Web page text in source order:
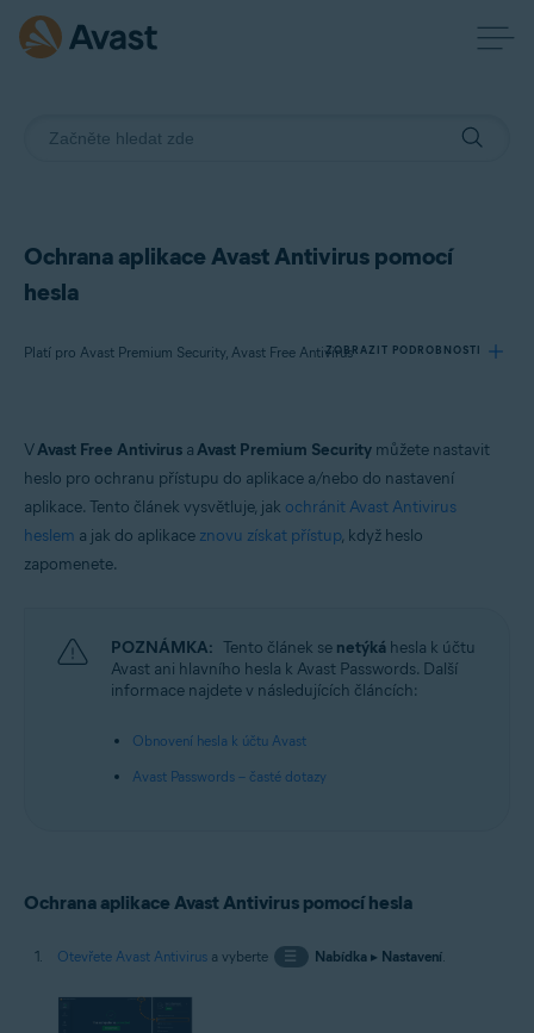
Ochrana aplikace Avast Antivirus pomocí
hesla
Platí pro Avast Premium Security, Avast Free AntivirusZOBRAZIT PODROBNOSTI
Produkty:
Avast Premium Security
Operační systémy:
VAvast Free Antivirus aAvast Premium Security můžete nastavit
heslo pro ochranu přístupu do aplikace a/nebo do nastavení
aplikace. Tento článek vysvětluje, jak ochránit Avast Antivirus
heslem a jak do aplikace znovu získat přístup, když heslo
zapomenete.
POZNÁMKA: Tento článek se netýká hesla k účtu
Avast ani hlavního hesla k Avast Passwords. Další
informace najdete v následujících článcích:
Obnovení hesla k účtu Avast
Avast Passwords – časté dotazy
Ochrana aplikace Avast Antivirus pomocí hesla
Otevřete Avast Antivirus a vyberte ☰ Nabídka▸ Nastavení.